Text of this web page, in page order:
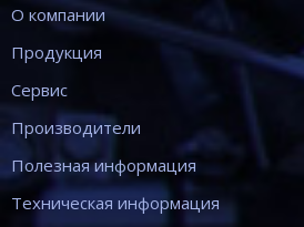
О компании
Продукция
Сервис
Производители
Полезная информация
Техническая информация